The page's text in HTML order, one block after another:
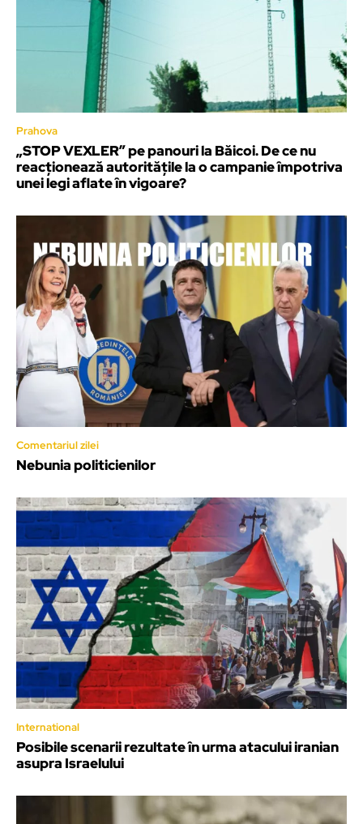
Prahova
„STOP VEXLER” pe panouri la Băicoi. De ce nu
reacționează autoritățile la o campanie împotriva
unei legi aflate în vigoare?
Comentariul zilei
Nebunia politicienilor
International
Posibile scenarii rezultate în urma atacului iranian
asupra Israelului